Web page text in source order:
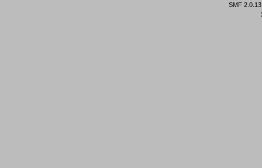
SMF 2.0.13